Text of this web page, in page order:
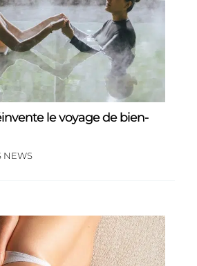
le voyage de bien-
NEWS